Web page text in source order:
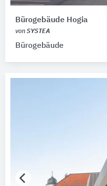
Bürogebäude Hogia
von SYSTEA
Bürogebäude